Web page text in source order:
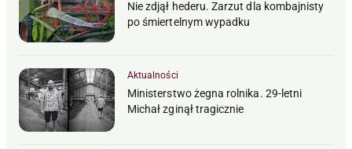
Nie zdjął hederu. Zarzut dla kombajnisty
po śmiertelnym wypadku
Aktualności
Ministerstwo żegna rolnika. 29-letni
Michał zginął tragicznie